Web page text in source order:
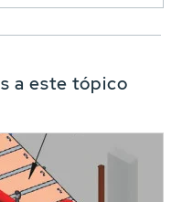
a este tópico